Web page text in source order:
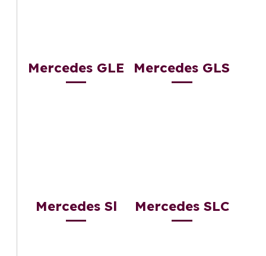
Mercedes GLE Mercedes GLS
Mercedes Sl Mercedes SLC